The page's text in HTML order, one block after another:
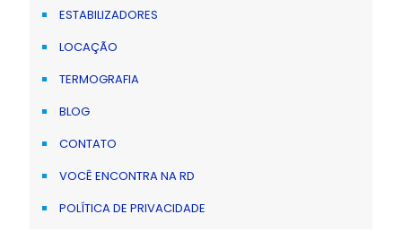
ESTABILIZADORES
LOCAÇÃO
TERMOGRAFIA
BLOG
CONTATO
VOCÊ ENCONTRA NA RD
POLÍTICA DE PRIVACIDADE